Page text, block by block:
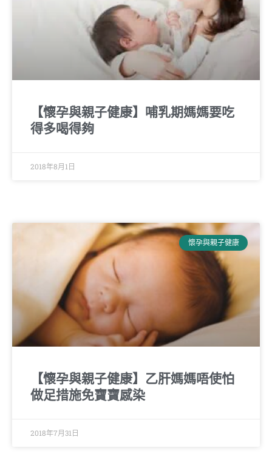
【懷孕與親子健康】哺乳期媽媽要吃
得多喝得夠
2018年8月1日
懷孕與親子健康
【懷孕與親子健康】乙肝媽媽唔使怕
做足措施免寶寶感染
2018年7月31日